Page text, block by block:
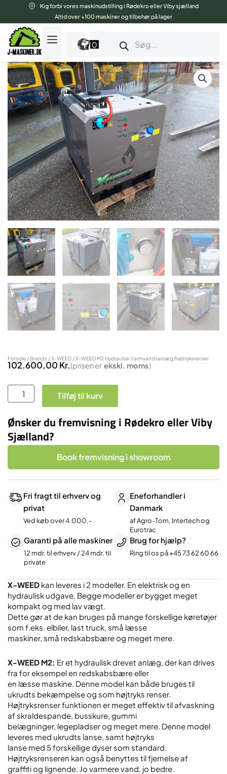
indholdet
Kig forbi vores maskinudstilling i Rødekro eller Viby sjælland
Altid over +100 maskiner og tilbehør på lager
0
Forside/ Brands/X-WEED/ X-WEED M2 Hydraulisk Varmvandsanlæg/højtryksrenser
102.600,00Kr.(prisen er ekskl. moms)
WEED
Hydraulisk
Varmvandsanlæg/højtryksrenser
Tilføj til kurv
Ønsker du fremvisning i Rødekro eller Viby
Sjælland?
Book fremvisning i showroom
Fri fragt til erhverv og
privat
Ved køb over 4.000,-
Eneforhandler i
Danmark
af Agro-Tom, Intertech og
Eurotrac
Garanti på alle maskiner
12 mdr. til erhverv / 24 mdr. til
private
Brug for hjælp?
Ring til os på+45 73 62 60 66
X-WEED kan leveres i 2 modeller. En elektrisk og en
hydraulisk udgave. Begge modeller er bygget meget
kompakt og med lav vægt.
Dette gør at de kan bruges på mange forskellige køretøjer
som f.eks. elbiler, last truck, små læsse
maskiner, små redskabsbære og meget mere.
X-WEED M2: Er et hydraulisk drevet anlæg, der kan drives
fra for eksempel en redskabsbære eller
en læsse maskine. Denne model kan både bruges til
ukrudts bekæmpelse og som højtryks renser.
Højtryksrenser funktionen er meget effektiv til afvaskning
af skraldespande, busskure, gummi
belægninger, legepladser og meget mere. Denne model
leveres med ukrudts lanse, samt højtryks
lanse med 5 forskellige dyser som standard.
Højtryksrenseren kan også benyttes til fjernelse af
graffiti og lignende. Jo varmere vand, jo bedre.